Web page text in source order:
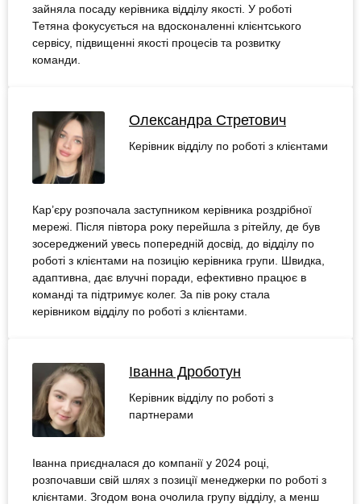
зайняла посаду керівника відділу якості. У роботі
Тетяна фокусується на вдосконаленні клієнтського
сервісу, підвищенні якості процесів та розвитку
команди.
Олександра Стретович
Керівник відділу по роботі з клієнтами
Кар’єру розпочала заступником керівника роздрібної
мережі. Після півтора року перейшла з рітейлу, де був
зосереджений увесь попередній досвід, до відділу по
роботі з клієнтами на позицію керівника групи. Швидка,
адаптивна, дає влучні поради, ефективно працює в
команді та підтримує колег. За пів року стала
керівником відділу по роботі з клієнтами.
Іванна Дроботун
Керівник відділу по роботі з
партнерами
Іванна приєдналася до компанії у 2024 році,
розпочавши свій шлях з позиції менеджерки по роботі з
клієнтами. Згодом вона очолила групу відділу, а менш